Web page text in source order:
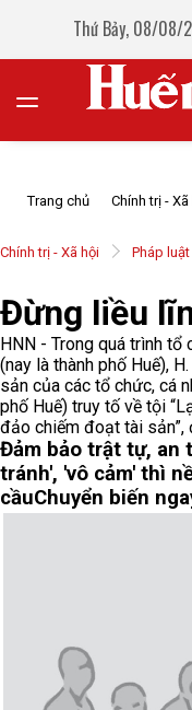
Thứ Bảy, 08/08/
Trang chủ Chính trị - Xã
Chính trị - Xã hội Pháp
Đừng liều
HNN - Trong quá trình
(nay là thành phố Huế),
sản của các tổ chức, cá
phố Huế) truy tố về tội
đảo chiếm đoạt tài
Đảm bảo trật tự, an
tránh', 'vô cảm' thì
cầuChuyển biến